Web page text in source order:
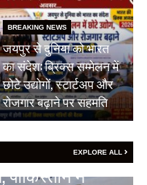
BREAKING NEWS
जयपुर से दुनिया को भारत
का संदेश: ब्रिक्स सम्मेलन में
छोटे उद्योगों, स्टार्टअप और
रोजगार बढ़ाने पर सहमति
EXPLORE ALL